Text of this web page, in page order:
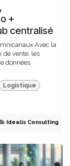
+
centralisé
Avec la
de vente, les
données
Logistique
Idealis Consulting